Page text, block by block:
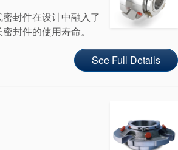
封件在设计中融入了
封件的使用寿命。
See Full Details